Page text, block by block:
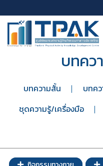
บทคว
บทความสั้น บทค
ชุดความรู้/เครื่องมือ